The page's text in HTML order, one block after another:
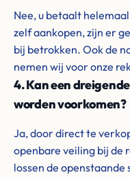
Nee, u betaalt
zelf aankopen, zijn er
bij betrokken. Ook de
nemen wij voor onze
4. Kan een
worden voorkomen?
Ja, door direct te
openbare veiling bij de
lossen de